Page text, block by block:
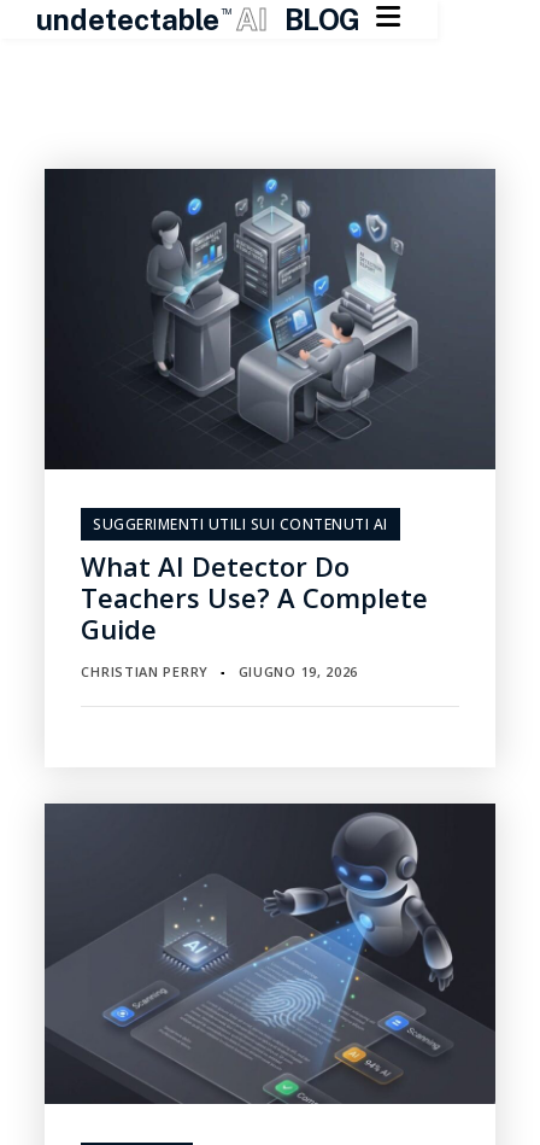
undetectable TM AI BLOG 
contenuto
SUGGERIMENTI UTILI SUI CONTENUTI AI
What AI Detector Do
Teachers Use? A Complete
Guide
CHRISTIAN PERRY ▪ GIUGNO 19, 2026